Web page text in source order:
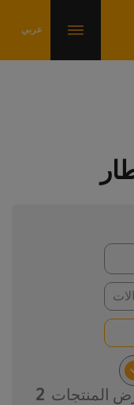
المنتجات 2